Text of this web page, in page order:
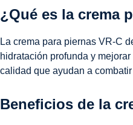
¿Qué es la crema
La crema para piernas VR-C
hidratación profunda y
calidad que ayudan a
Beneficios de la